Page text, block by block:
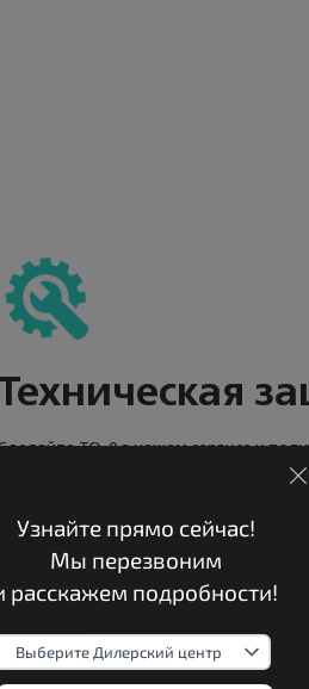
ТО-0 в нашем сервисе и